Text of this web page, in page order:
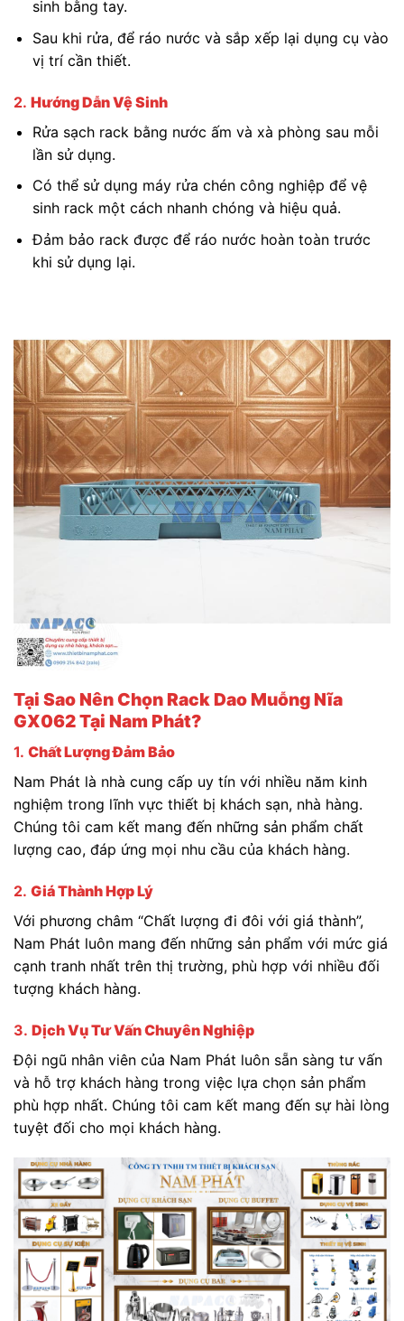
sinh bằng tay.
Sau khi rửa, để ráo nước và sắp xếp lại dụng cụ vào
vị trí cần thiết.
2. Hướng Dẫn Vệ Sinh
Rửa sạch rack bằng nước ấm và xà phòng sau mỗi
lần sử dụng.
Có thể sử dụng máy rửa chén công nghiệp để vệ
sinh rack một cách nhanh chóng và hiệu quả.
Đảm bảo rack được để ráo nước hoàn toàn trước
khi sử dụng lại.
Tại Sao Nên Chọn Rack Dao Muỗng Nĩa
GX062 Tại Nam Phát?
1. Chất Lượng Đảm Bảo
Nam Phát là nhà cung cấp uy tín với nhiều năm kinh
nghiệm trong lĩnh vực thiết bị khách sạn, nhà hàng.
Chúng tôi cam kết mang đến những sản phẩm chất
lượng cao, đáp ứng mọi nhu cầu của khách hàng.
2. Giá Thành Hợp Lý
Với phương châm “Chất lượng đi đôi với giá thành”,
Nam Phát luôn mang đến những sản phẩm với mức giá
cạnh tranh nhất trên thị trường, phù hợp với nhiều đối
tượng khách hàng.
3. Dịch Vụ Tư Vấn Chuyên Nghiệp
Đội ngũ nhân viên của Nam Phát luôn sẵn sàng tư vấn
và hỗ trợ khách hàng trong việc lựa chọn sản phẩm
phù hợp nhất. Chúng tôi cam kết mang đến sự hài lòng
tuyệt đối cho mọi khách hàng.